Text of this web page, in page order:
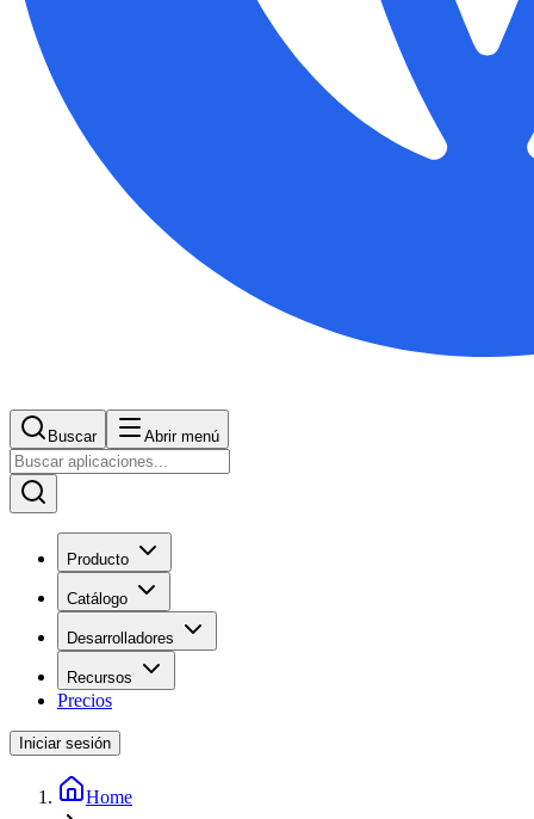
Buscar Abrir menú
Producto
Catálogo
Desarrolladores
Recursos
Precios
Iniciar sesión
Home